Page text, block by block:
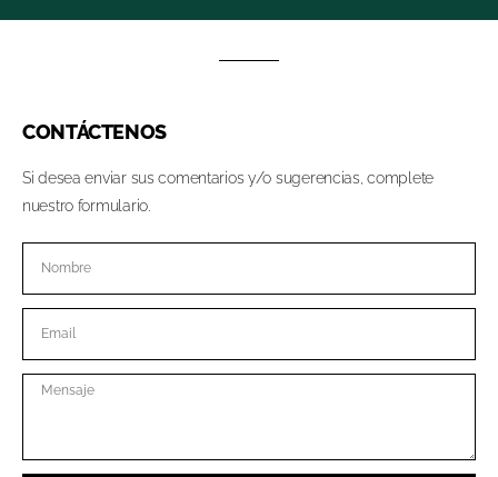
CONTÁCTENOS
Si desea enviar sus comentarios y/o sugerencias, complete
nuestro formulario.